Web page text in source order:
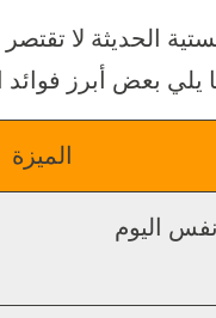
الحديثة لا
يلي بعض أبرز
الميزة
اليوم